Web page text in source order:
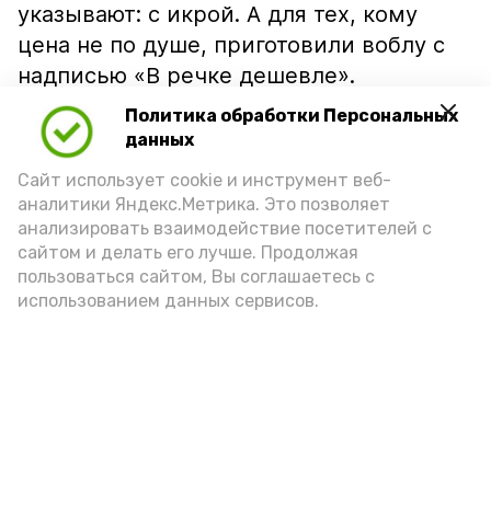
Политика обработки Персональных
данных
Сайт использует cookie и инструмент веб-
аналитики Яндекс.Метрика. Это позволяет
анализировать взаимодействие посетителей с
сайтом и делать его лучше. Продолжая
пользоваться сайтом, Вы соглашаетесь с
использованием данных сервисов.
указывают: с икрой. А для тех, кому
цена не по душе, приготовили воблу с
надписью «В речке дешевле».